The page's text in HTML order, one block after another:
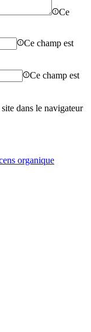
Ce
Ce champ est
Ce champ est
dans le navigateur
organique